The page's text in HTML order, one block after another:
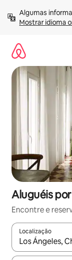
para
Mostrar idioma
Aluguéis
Encontre e
Localização
Quando os